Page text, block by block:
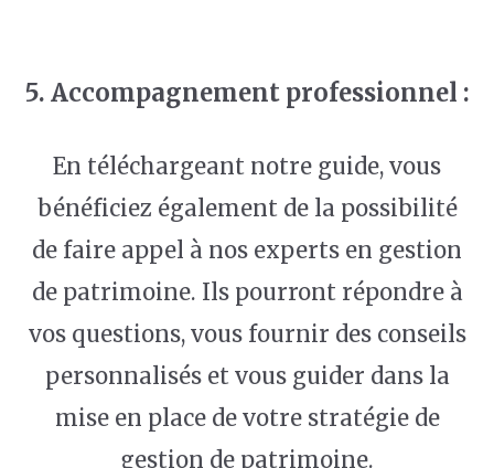
5. Accompagnement professionnel :
En téléchargeant notre guide, vous
bénéficiez également de la possibilité
de faire appel à nos experts en gestion
de patrimoine. Ils pourront répondre à
vos questions, vous fournir des conseils
personnalisés et vous guider dans la
mise en place de votre stratégie de
gestion de patrimoine.